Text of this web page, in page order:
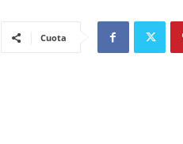
Cuota